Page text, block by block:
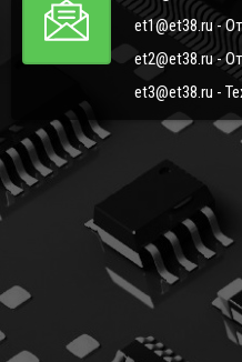
et1@et38.ru -
et2@et38.ru -
et3@et38.ru -